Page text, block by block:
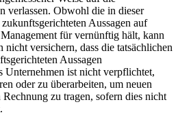
verlassen. Obwohl die in dieser
Aussagen auf
für vernünftig hält, kann
nicht versichern, dass die tatsächlichen
Aussagen
Unternehmen ist nicht verpflichtet,
oder zu überarbeiten, um neuen
zu tragen, sofern dies nicht